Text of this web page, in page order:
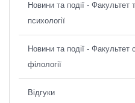
Новини та події - Факультет
психології
Новини та події - Факультет
філології
Відгуки